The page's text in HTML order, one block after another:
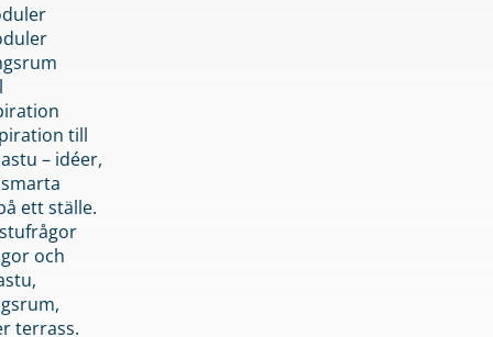
till
– idéer,
ett ställe.
och
terrass.